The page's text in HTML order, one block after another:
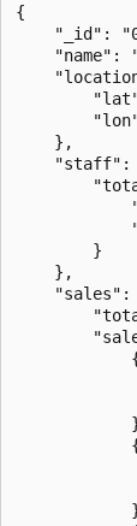
{
"_id":
"name":
    },
"staff":
        }
    },
"sales":